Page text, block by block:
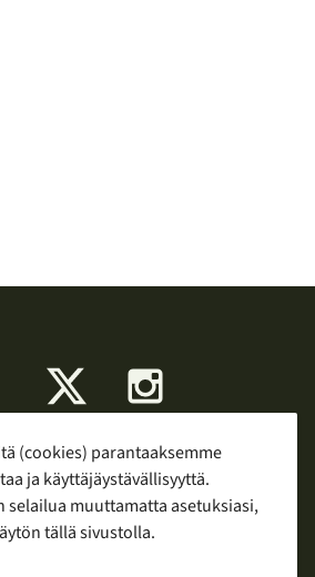
Facebook
Palaute
Tietosuoja
ja yhteistyö
Tuomas Tolppi /
(cookies) parantaaksemme
ja käyttäjäystävällisyyttä.
selailua muuttamatta asetuksiasi,
tällä sivustolla.